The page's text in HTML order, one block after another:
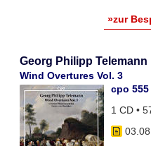
»zur
Georg Philipp Telemann
Wind Overtures Vol. 3
cpo 555
1 CD •